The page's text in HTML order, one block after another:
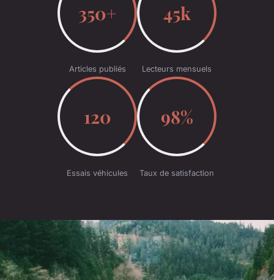
350+
Articles publiés
45k
Lecteurs mensuels
120
Essais véhicules
98%
Taux de satisfaction